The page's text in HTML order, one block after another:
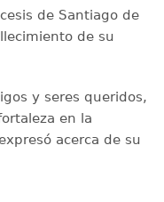
de Santiago de
de su
y seres queridos,
en la
acerca de su